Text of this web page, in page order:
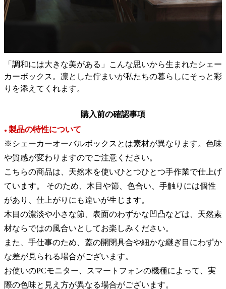
「調和には大きな美がある」こんな思いから生まれたシェー
カーボックス。凛とした佇まいが私たちの暮らしにそっと彩
りを添えてくれます。
購入前の確認事項
● 製品の特性について
※シェーカーオーバルボックスとは素材が異なります。色味
や質感が変わりますのでご注意ください。
こちらの商品は、天然木を使いひとつひとつ手作業で仕上げ
ています。 そのため、木目や節、色合い、手触りには個性
があり、仕上がりにも違いが生じます。
木目の濃淡や小さな節、表面のわずかな凹凸などは、天然素
材ならではの風合いとしてお楽しみください。
また、手仕事のため、蓋の開閉具合や細かな継ぎ目にわずか
な差が見られる場合がございます。
お使いのPCモニター、スマートフォンの機種によって、実
際の色味と見え方が異なる場合がございます。